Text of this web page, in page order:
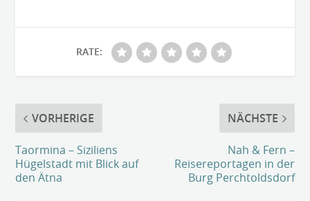
RATE:
VORHERIGE
Taormina – Siziliens
Hügelstadt mit Blick auf
den Ätna
NÄCHSTE
Nah & Fern –
Reisereportagen in der
Burg Perchtoldsdorf